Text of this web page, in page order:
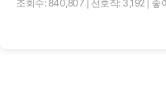
조회수: 840,807 선호작: 3,192 좋